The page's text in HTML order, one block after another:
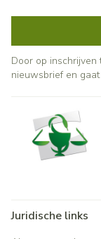
Door op
nieuwsbrief en
Juridische links